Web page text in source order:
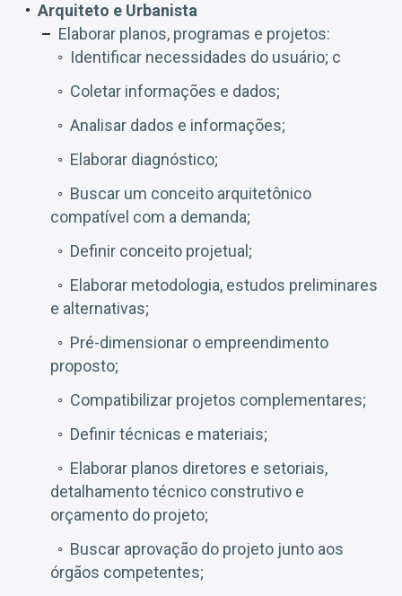
Arquiteto e Urbanista
Elaborar planos, programas e projetos:
Identificar necessidades do usuário; c
Coletar informações e dados;
Analisar dados e informações;
Elaborar diagnóstico;
Buscar um conceito arquitetônico
compatível com a demanda;
Definir conceito projetual;
Elaborar metodologia, estudos preliminares
e alternativas;
Pré-dimensionar o empreendimento
proposto;
Compatibilizar projetos complementares;
Definir técnicas e materiais;
Elaborar planos diretores e setoriais,
detalhamento técnico construtivo e
orçamento do projeto;
Buscar aprovação do projeto junto aos
órgãos competentes;